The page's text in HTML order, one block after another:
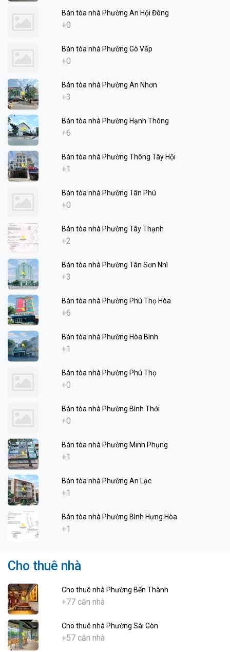
Bán tòa nhà Phường An Hội Đông
+0
Bán tòa nhà Phường Gò Vấp
+0
Bán tòa nhà Phường An Nhơn
+3
Bán tòa nhà Phường Hạnh Thông
+6
Bán tòa nhà Phường Thông Tây Hội
+1
Bán tòa nhà Phường Tân Phú
+0
Bán tòa nhà Phường Tây Thạnh
+2
Bán tòa nhà Phường Tân Sơn Nhì
+3
Bán tòa nhà Phường Phú Thọ Hòa
+6
Bán tòa nhà Phường Hòa Bình
+1
Bán tòa nhà Phường Phú Thọ
+0
Bán tòa nhà Phường Bình Thới
+0
Bán tòa nhà Phường Minh Phụng
+1
Bán tòa nhà Phường An Lạc
+1
Bán tòa nhà Phường Bình Hưng Hòa
+1
Cho thuê nhà
Cho thuê nhà Phường Bến Thành
+77 căn nhà
Cho thuê nhà Phường Sài Gòn
+57 căn nhà